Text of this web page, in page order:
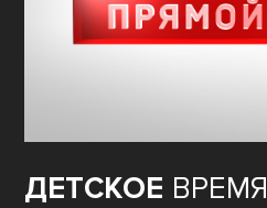
ДЕТСКОЕ ВРЕМЯ